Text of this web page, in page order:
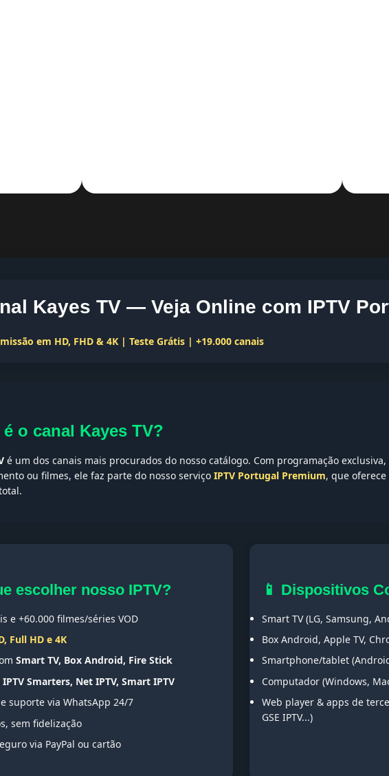
Kayes TV — Veja Online com IPTV
em HD, FHD & 4K | Teste Grátis | +19.000 canais
o canal Kayes TV?
é um dos canais mais procurados do nosso catálogo. Com programação
ou filmes, ele faz parte do nosso serviço IPTV Portugal Premium, que
escolher nosso IPTV?
e +60.000 filmes/séries VOD
Full HD e 4K
Smart TV, Box Android, Fire Stick
IPTV Smarters, Net IPTV, Smart IPTV
suporte via WhatsApp 24/7
sem fidelização
via PayPal ou cartão
📱 Dispositivos
Smart TV (LG, Samsung,
Box Android, Apple TV,
Smartphone/tablet
Computador (Windows,
Web player & apps de
GSE IPTV...)